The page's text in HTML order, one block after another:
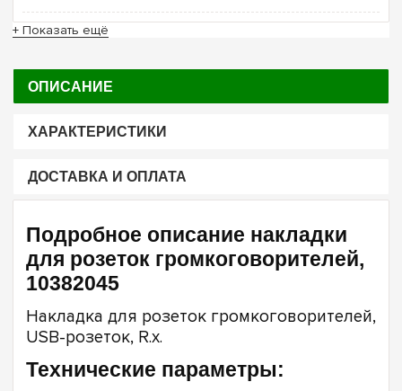
+ Показать ещё
ОПИСАНИЕ
ХАРАКТЕРИСТИКИ
ДОСТАВКА И ОПЛАТА
Подробное описание накладки
для розеток громкоговорителей,
10382045
Накладка для розеток громкоговорителей,
USB-розеток, R.х.
Технические параметры: